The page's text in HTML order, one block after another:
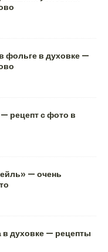
фольге в духовке —
рецепт с фото в
— очень
в духовке — рецепты